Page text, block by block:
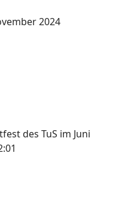
2024
des TuS im Juni